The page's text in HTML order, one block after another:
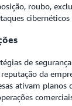
roubo,
de
da
ativam planos